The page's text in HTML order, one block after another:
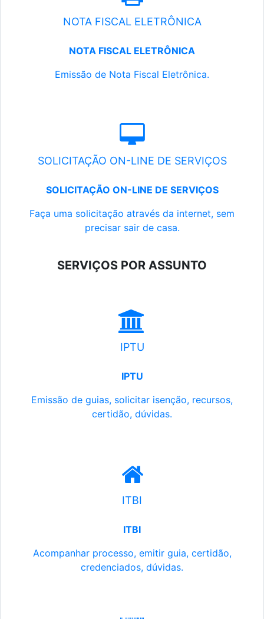
NOTA FISCAL ELETRÔNICA
NOTA FISCAL ELETRÔNICA
Emissão de Nota Fiscal Eletrônica.
SOLICITAÇÃO ON-LINE DE SERVIÇOS
SOLICITAÇÃO ON-LINE DE SERVIÇOS
Faça uma solicitação através da internet, sem
precisar sair de casa.
SERVIÇOS POR ASSUNTO
IPTU
IPTU
Emissão de guias, solicitar isenção, recursos,
certidão, dúvidas.
ITBI
ITBI
Acompanhar processo, emitir guia, certidão,
credenciados, dúvidas.